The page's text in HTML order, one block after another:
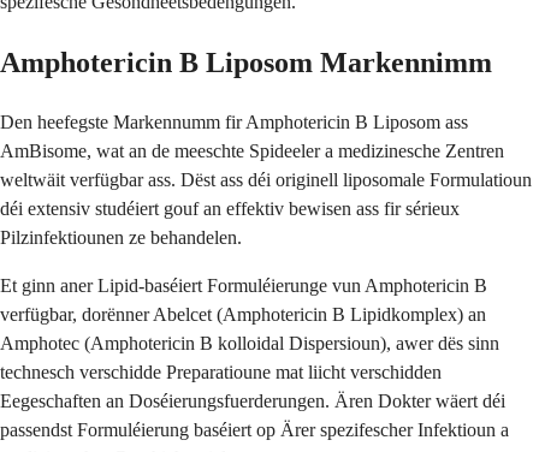
Amphotericin B Liposom Markennimm
Den heefegste Markennumm fir Amphotericin B Liposom ass
AmBisome, wat an de meeschte Spideeler a medizinesche Zentren
weltwäit verfügbar ass. Dëst ass déi originell liposomale Formulatioun
déi extensiv studéiert gouf an effektiv bewisen ass fir sérieux
Pilzinfektiounen ze behandelen.
Et ginn aner Lipid-baséiert Formuléierunge vun Amphotericin B
verfügbar, dorënner Abelcet (Amphotericin B Lipidkomplex) an
Amphotec (Amphotericin B kolloidal Dispersioun), awer dës sinn
technesch verschidde Preparatioune mat liicht verschidden
Eegeschaften an Doséierungsfuerderungen. Ären Dokter wäert déi
passendst Formuléierung baséiert op Ärer spezifescher Infektioun a